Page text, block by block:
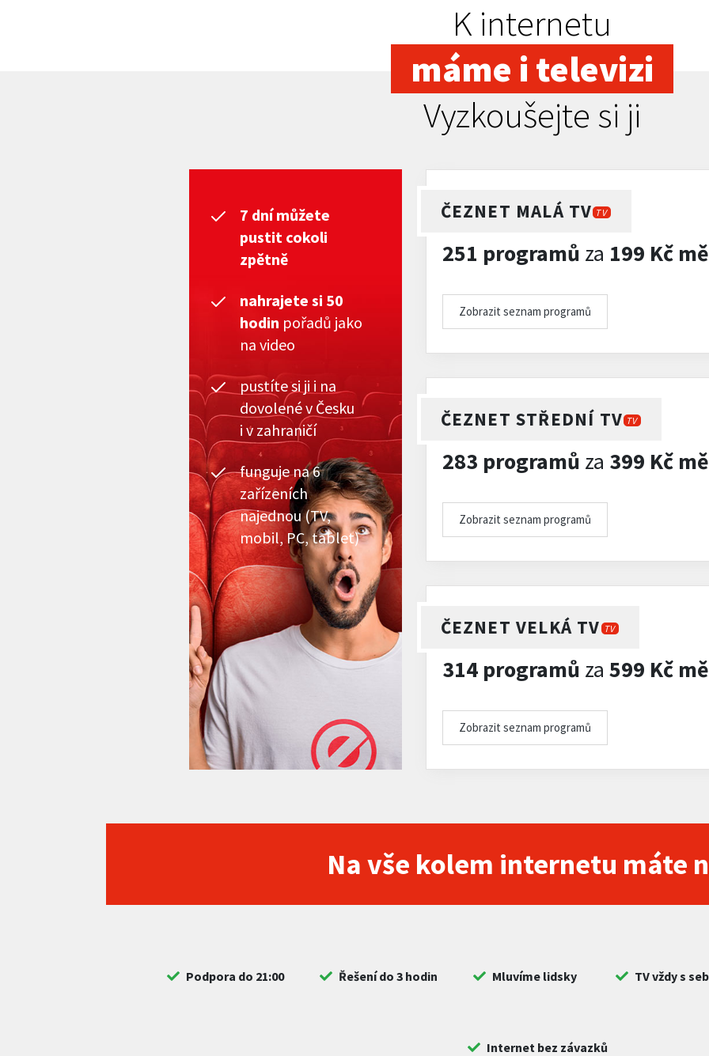
K internetu
máme i televizi
Vyzkoušejte si ji
7 dní můžete
pustit cokoli
zpětně
nahrajete si 50
hodin pořadů jako
na video
pustíte si ji i na
dovolené v Česku
i v zahraničí
funguje na 6
zařízeních
najednou (TV,
mobil, PC, tablet)
ČEZNET MALÁ TV TV
251 programů za 199 Kč
Zobrazit seznam programů
ČEZNET STŘEDNÍ TV TV
283 programů za 399 Kč
Zobrazit seznam programů
ČEZNET VELKÁ TV TV
314 programů za 599 Kč
Zobrazit seznam programů
Na vše kolem internetu máte
Podpora do 21:00 Řešení do 3 hodin Mluvíme lidsky TV vždy s
Internet bez závazků